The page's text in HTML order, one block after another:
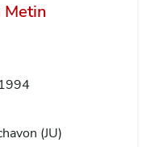
Metin
(JU)